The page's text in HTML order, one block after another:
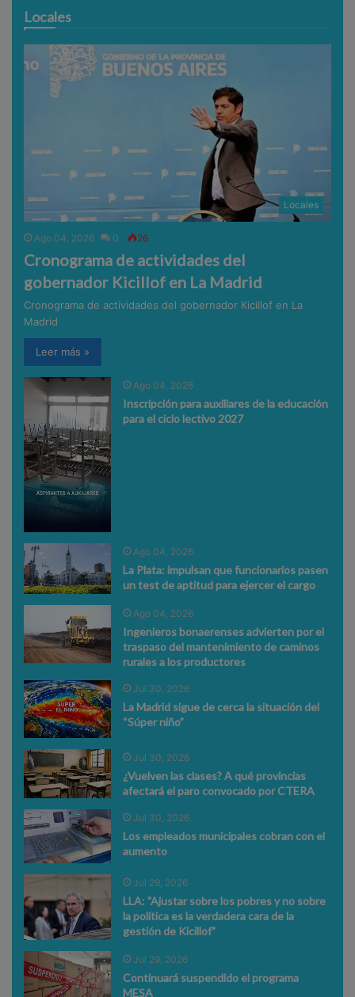
Locales
Locales
Ago 04, 2026 0 26
Cronograma de actividades del
gobernador Kicillof en La Madrid
Cronograma de actividades del gobernador Kicillof en La
Madrid
Leer más »
Ago 04, 2026
Inscripción para auxiliares de la educación
para el ciclo lectivo 2027
Ago 04, 2026
La Plata: impulsan que funcionarios pasen
un test de aptitud para ejercer el cargo
Ago 04, 2026
Ingenieros bonaerenses advierten por el
traspaso del mantenimiento de caminos
rurales a los productores
Jul 30, 2026
La Madrid sigue de cerca la situación del
“Súper niño”
Jul 30, 2026
¿Vuelven las clases? A qué provincias
afectará el paro convocado por CTERA
Jul 30, 2026
Los empleados municipales cobran con el
aumento
Jul 29, 2026
LLA: "Ajustar sobre los pobres y no sobre
la política es la verdadera cara de la
gestión de Kicillof"
Jul 29, 2026
Continuará suspendido el programa
MESA